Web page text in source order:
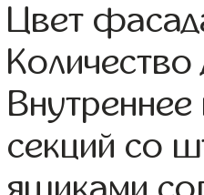
Цвет
секций со